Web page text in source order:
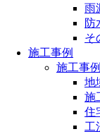
雨
防
そ
施工事例
施工事
地
施
住
工